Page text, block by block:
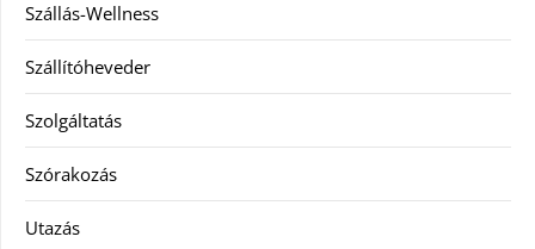
Szállás-Wellness
Szállítóheveder
Szolgáltatás
Szórakozás
Utazás